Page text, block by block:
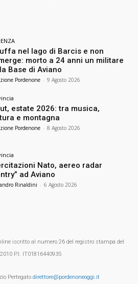
nel lago di Barcis e non
morto a 24 anni un militare
Base di Aviano
Pordenone - 9 Agosto 2026
estate 2026: tra musica,
e montagna
Pordenone - 8 Agosto 2026
Nato, aereo radar
ad Aviano
Rinaldini - 6 Agosto 2026
iscritto al numero 26 del registro stampa del
P.I. IT01816440935
Pertegato direttore@pordenoneoggi.it